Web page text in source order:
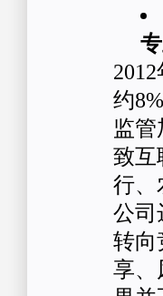
约
监管
致互
行、
公司
转向
享、